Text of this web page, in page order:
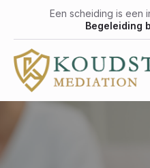
Een scheiding is een
Begeleiding